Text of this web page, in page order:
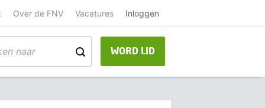
Over de FNV Vacatures Inloggen
WORD LID